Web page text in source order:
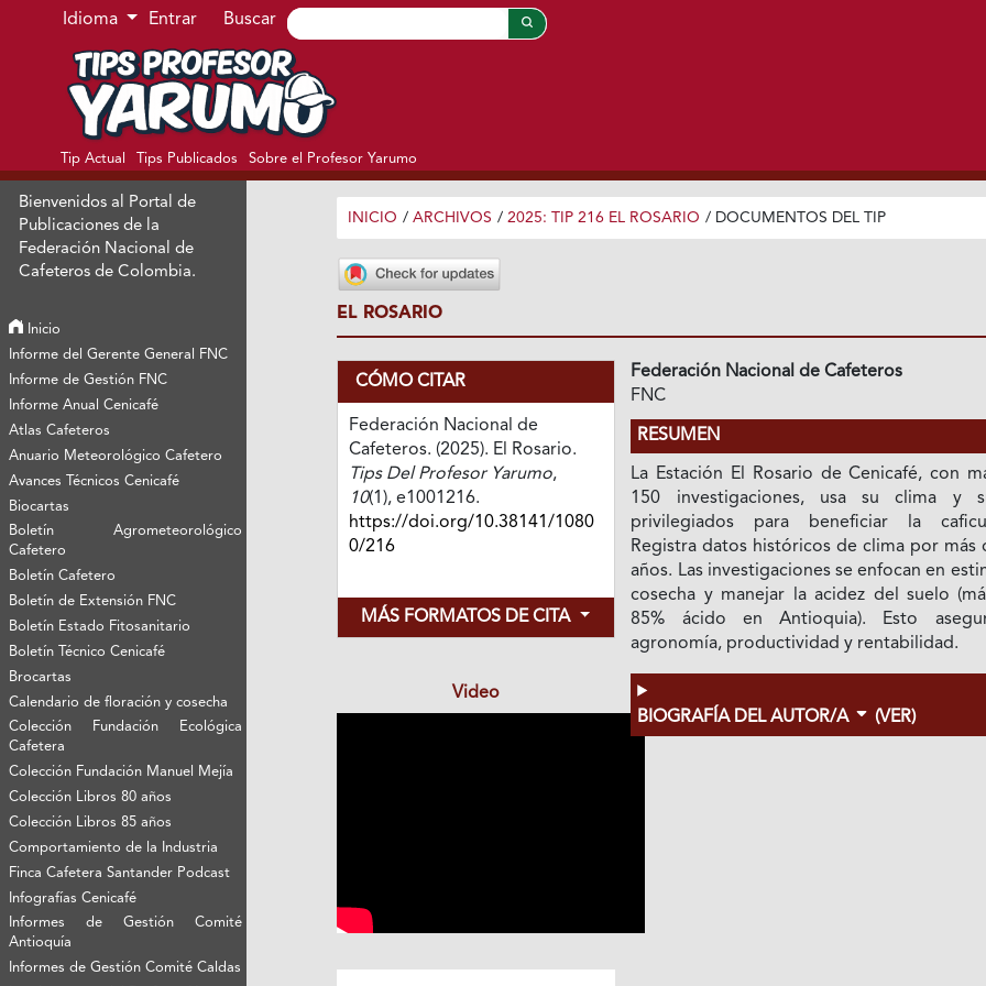
Ir al menú de navegación principal
Ir al contenido principal
Ir al pie de página del sitio
Idioma Entrar Buscar
Tip Actual Tips Publicados Sobre el Profesor Yarumo
Bienvenidos al Portal de
Publicaciones de la
Federación Nacional de
Cafeteros de Colombia.
Inicio
Informe del Gerente General FNC
Informe de Gestión FNC
Informe Anual Cenicafé
Atlas Cafeteros
Anuario Meteorológico Cafetero
Avances Técnicos Cenicafé
Biocartas
Boletín Agrometeorológico
Cafetero
Boletín Cafetero
Boletín de Extensión FNC
Boletín Estado Fitosanitario
Boletín Técnico Cenicafé
Brocartas
Calendario de floración y cosecha
Colección Fundación Ecológica
Cafetera
Colección Fundación Manuel Mejía
Colección Libros 80 años
Colección Libros 85 años
Comportamiento de la Industria
Finca Cafetera Santander Podcast
Infografías Cenicafé
Informes de Gestión Comité
Antioquía
Informes de Gestión Comité Caldas
INICIO / ARCHIVOS / 2025: TIP 216 EL ROSARIO / DOCUMENTOS DEL TIP
EL ROSARIO
CÓMO CITAR
Federación Nacional de
Cafeteros. (2025). El Rosario.
Tips Del Profesor Yarumo,
10(1), e1001216.
https://doi.org/10.38141/1080
0/216
MÁS FORMATOS DE CITA
Video
Federación Nacional de Cafeteros
FNC
RESUMEN
La Estación El Rosario de Cenicafé, con
150 investigaciones, usa su clima y
privilegiados para beneficiar la
Registra datos históricos de clima por más
años. Las investigaciones se enfocan en
cosecha y manejar la acidez del suelo
85% ácido en Antioquia). Esto
agronomía, productividad y rentabilidad.
BIOGRAFÍA DEL AUTOR/A (VER)